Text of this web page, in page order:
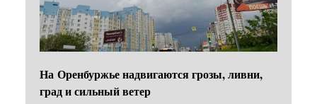
На Оренбуржье надвигаются грозы, ливни,
град и сильный ветер